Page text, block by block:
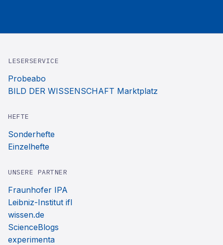
LESERSERVICE
Probeabo
BILD DER WISSENSCHAFT Marktplatz
HEFTE
Sonderhefte
Einzelhefte
UNSERE PARTNER
Fraunhofer IPA
Leibniz-Institut ifl
wissen.de
ScienceBlogs
experimenta